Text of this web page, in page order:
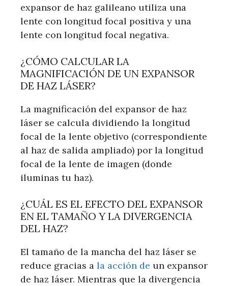
expansor de haz galileano utiliza una
lente con longitud focal positiva y una
lente con longitud focal negativa.
¿CÓMO CALCULAR LA
MAGNIFICACIÓN DE UN EXPANSOR
DE HAZ LÁSER?
La magnificación del expansor de haz
láser se calcula dividiendo la longitud
focal de la lente objetivo (correspondiente
al haz de salida ampliado) por la longitud
focal de la lente de imagen (donde
iluminas tu haz).
¿CUÁL ES EL EFECTO DEL EXPANSOR
EN EL TAMAÑO Y LA DIVERGENCIA
DEL HAZ?
El tamaño de la mancha del haz láser se
reduce gracias a la acción de un expansor
de haz láser. Mientras que la divergencia